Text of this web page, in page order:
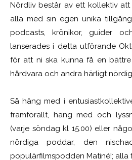
Nördliv består av ett kollektiv
alla med sin egen unika
podcasts, krönikor, guider
lanserades i detta utförande
för att ni ska kunna få en
hårdvara och andra härligt
Så häng med i
framförallt, häng med och
(varje söndag kl 15.00) eller
nördiga poddar, den
populärfilmspodden Matiné!; alla